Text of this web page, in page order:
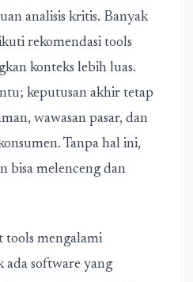
analisis kritis. Banyak
rekomendasi tools
konteks lebih luas.
keputusan akhir tetap
wawasan pasar, dan
Tanpa hal ini,
bisa melenceng dan
tools mengalami
ada software yang